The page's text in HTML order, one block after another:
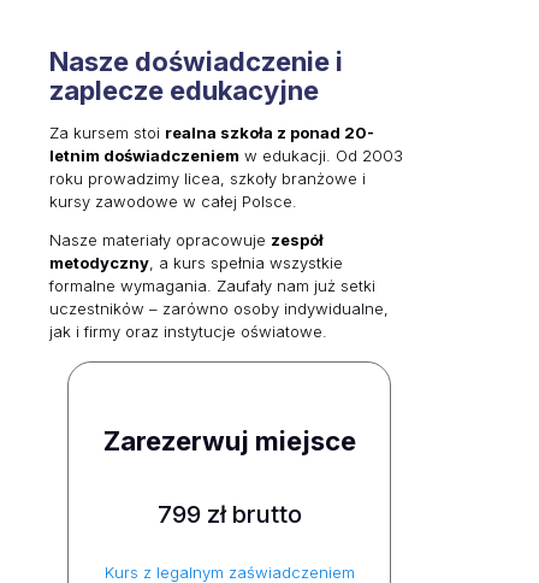
Nasze doświadczenie i
zaplecze edukacyjne
Za kursem stoi realna szkoła z ponad 20-
letnim doświadczeniem w edukacji. Od 2003
roku prowadzimy licea, szkoły branżowe i
kursy zawodowe w całej Polsce.
Nasze materiały opracowuje zespół
metodyczny , a kurs spełnia wszystkie
formalne wymagania. Zaufały nam już setki
uczestników – zarówno osoby indywidualne,
jak i firmy oraz instytucje oświatowe.
Zarezerwuj miejsce
799 zł brutto
Kurs z legalnym zaświadczeniem